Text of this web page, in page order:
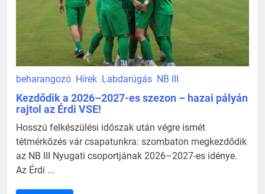
beharangozó Hírek Labdarúgás NB III
Kezdődik a 2026–2027-es szezon – hazai pályán
rajtol az Érdi VSE!
Hosszú felkészülési időszak után végre ismét
tétmérkőzés vár csapatunkra: szombaton megkezdődik
az NB III Nyugati csoportjának 2026–2027-es idénye.
Az Érdi ...